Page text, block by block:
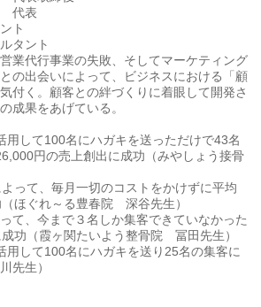
代表
ト
タント
業代行事業の失敗、そしてマーケティング
の出会いによって、ビジネスにおける「顧
付く。顧客との絆づくりに着眼して開発さ
成果をあげている。
用して100名にハガキを送っただけで43名
円の売上創出に成功（みやしょう接骨
よって、毎月一切のコストをかけずに平均
ほぐれ～る豊春院 深谷先生）
て、今まで３名しか集客できていなかった
功（霞ヶ関たいよう整骨院 冨田先生）
用して100名にハガキを送り25名の集客に
先生）